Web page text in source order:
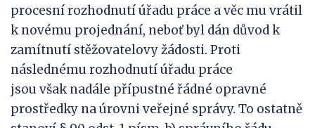
procesní rozhodnutí úřadu práce a věc mu vrátil
k novému projednání, neboť byl dán důvod k
zamítnutí stěžovatelovy žádosti. Proti
následnému rozhodnutí úřadu práce
jsou však nadále přípustné řádné opravné
prostředky na úrovni veřejné správy. To ostatně